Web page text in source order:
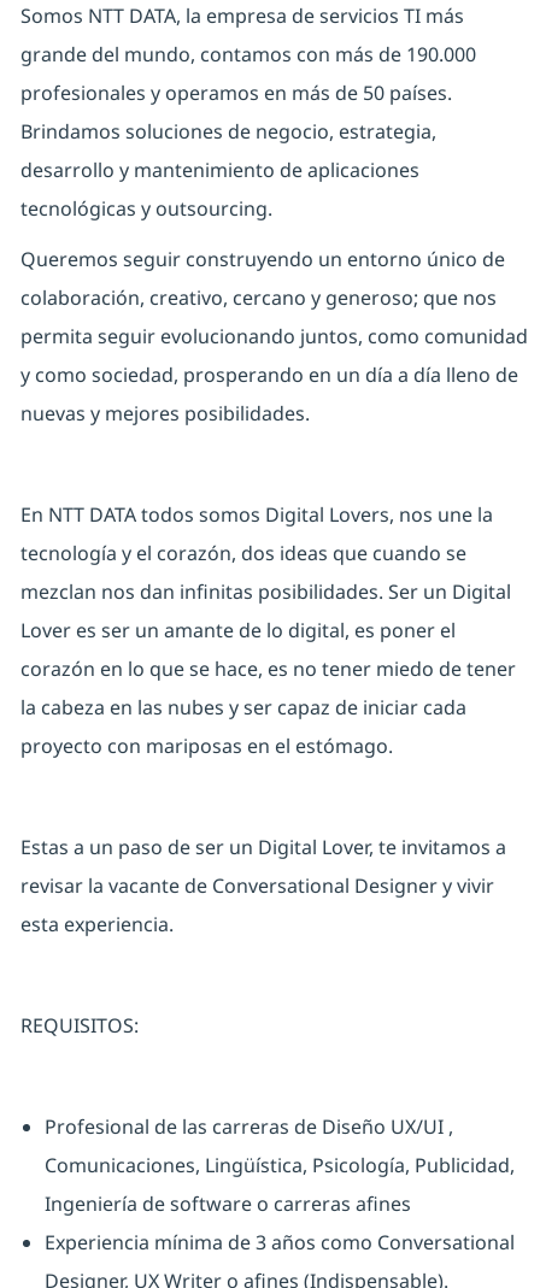
Somos NTT DATA, la empresa de servicios TI más
grande del mundo, contamos con más de 190.000
profesionales y operamos en más de 50 países.
Brindamos soluciones de negocio, estrategia,
desarrollo y mantenimiento de aplicaciones
tecnológicas y outsourcing.
Queremos seguir construyendo un entorno único de
colaboración, creativo, cercano y generoso; que nos
permita seguir evolucionando juntos, como comunidad
y como sociedad, prosperando en un día a día lleno de
nuevas y mejores posibilidades.
En NTT DATA todos somos Digital Lovers, nos une la
tecnología y el corazón, dos ideas que cuando se
mezclan nos dan infinitas posibilidades. Ser un Digital
Lover es ser un amante de lo digital, es poner el
corazón en lo que se hace, es no tener miedo de tener
la cabeza en las nubes y ser capaz de iniciar cada
proyecto con mariposas en el estómago.
Estas a un paso de ser un Digital Lover, te invitamos a
revisar la vacante deConversational Designery vivir
esta experiencia.
REQUISITOS:
Profesional de las carreras de Diseño UX/UI ,
Comunicaciones, Lingüística, Psicología, Publicidad,
Ingeniería de software o carreras afines
Experiencia mínima de 3 años como Conversational
Designer, UX Writer o afines (Indispensable).